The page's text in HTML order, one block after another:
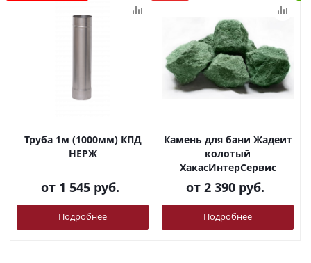
Труба 1м (1000мм) КПД
НЕРЖ
от 1 545 руб.
Подробнее
Камень для бани Жадеит
колотый
ХакасИнтерСервис
от 2 390 руб.
Подробнее